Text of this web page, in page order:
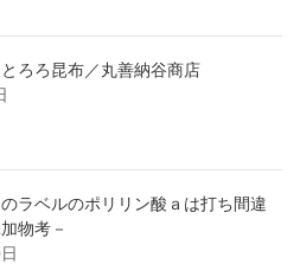
ろろ昆布／丸善納谷商店
ラベルのポリリン酸ａは打ち間違
物考－